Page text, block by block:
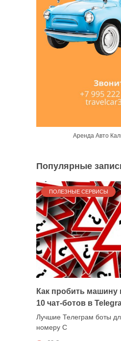
Аренда Авто
Популярные
ПОЛЕЗНЫЕ СЕРВИСЫ
Как пробить машину
10 чат-ботов в
Лучшие Телеграм боты
номеру С